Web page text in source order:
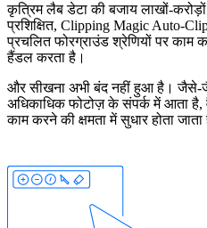
कृत्रिम लैब डेटा की बजाय लाखों-
प्रशिक्षित, Clipping Magic Auto-
प्रचलित फोरग्राउंड श्रेणियों पर काम
हैंडल करता है।
और सीखना अभी बंद नहीं हुआ है। जैसे-
अधिकाधिक फोटोज़ के संपर्क में आता
काम करने की क्षमता में सुधार होता जाता